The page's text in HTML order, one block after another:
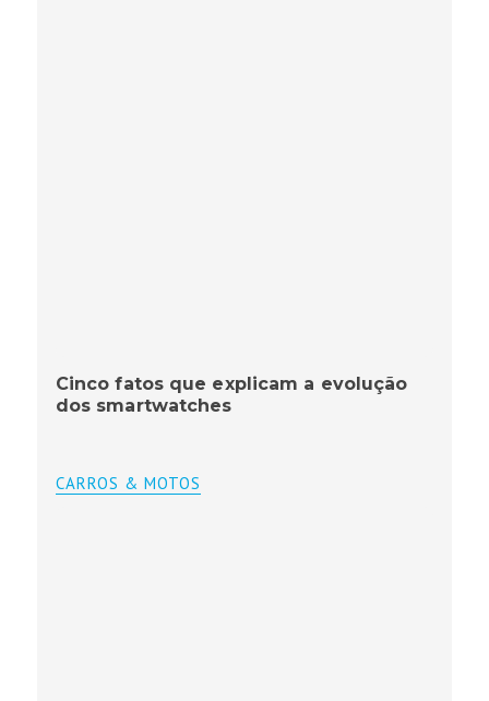
Cinco fatos que explicam a evolução
dos smartwatches
CARROS & MOTOS